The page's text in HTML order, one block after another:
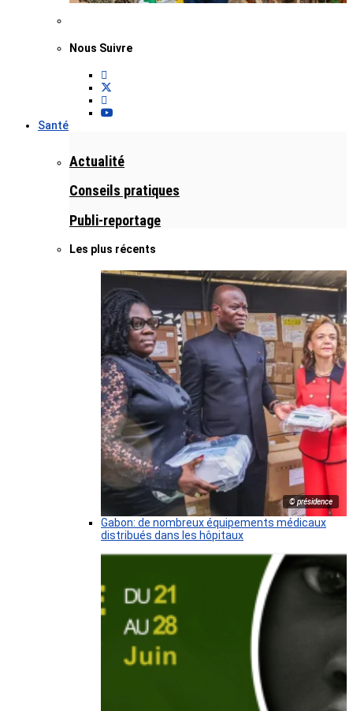
Nous Suivre
Santé
Actualité
Conseils pratiques
Publi-reportage
Les plus récents
© présidence
Gabon: de nombreux équipements médicaux
distribués dans les hôpitaux